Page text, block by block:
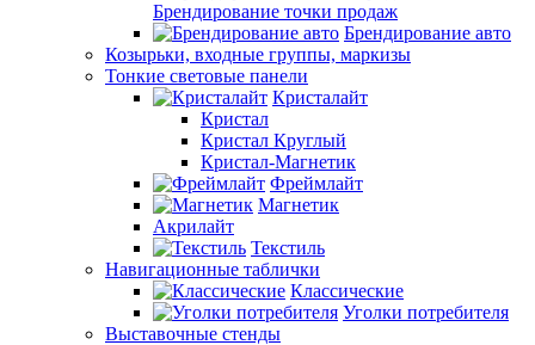
Брендирование точки продаж
Брендирование авто
Козырьки, входные группы, маркизы
Тонкие световые панели
Кристалайт
Кристал
Кристал Круглый
Кристал-Магнетик
Фреймлайт
Магнетик
Акрилайт
Текстиль
Навигационные таблички
Классические
Уголки потребителя
Выставочные стенды